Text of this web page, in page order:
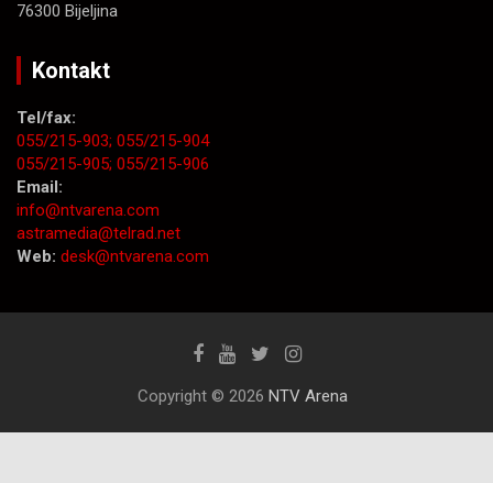
76300 Bijeljina
Kontakt
Tel/fax:
055/215-903; 055/215-904
055/215-905; 055/215-906
Email:
info@ntvarena.com
astramedia@telrad.net
Web: desk@ntvarena.com
Copyright © 2026 NTV Arena